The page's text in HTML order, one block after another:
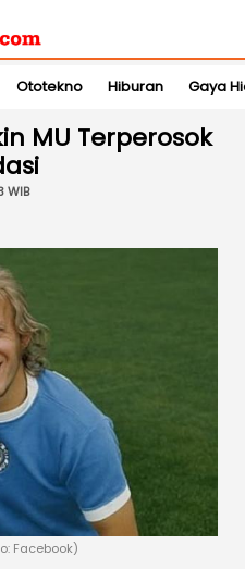
Ototekno Hiburan Gaya
MU Terperosok
WIB
Facebook)